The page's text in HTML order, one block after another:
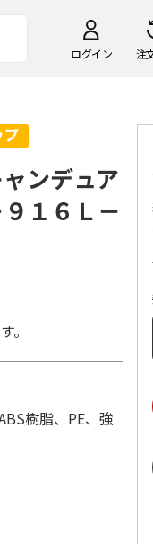
ログイン 注
ンデュア
１６Ｌ－
。
樹脂、PE、強